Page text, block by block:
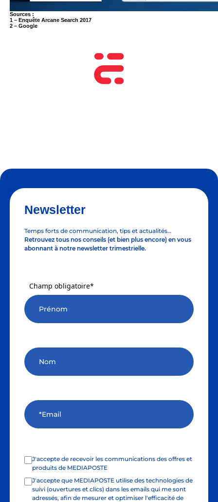
Sources :
1 – Enquête Arcane Search 2017
2 – Google
Newsletter
Temps forts de communication, tips et actualités…
Retrouvez tous nos conseils (et bien plus encore) en vous
abonnant à notre newsletter trimestrielle.
Champ obligatoire*
J'accepte de recevoir les communications des offres et
produits de MEDIAPOSTE
J'accepte que MEDIAPOSTE utilise des technologies de
suivi (ouvertures et clics) dans les emails qui me sont
adressés, afin de mesurer et optimiser l'efficacité de